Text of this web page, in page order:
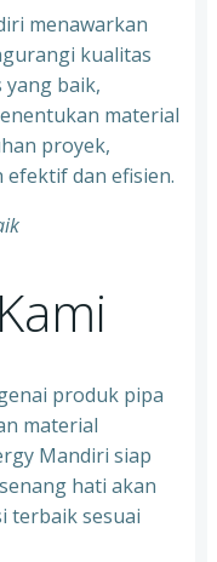
menawarkan
kualitas
baik,
material
proyek,
dan efisien.
produk pipa
material
Mandiri siap
hati akan
terbaik sesuai